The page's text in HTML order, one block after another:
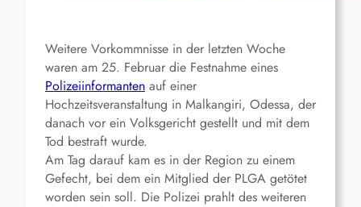
Weitere Vorkommnisse in der letzten Woche
waren am 25. Februar die Festnahme eines
Polizeiinformanten auf einer
Hochzeitsveranstaltung in Malkangiri, Odessa, der
danach vor ein Volksgericht gestellt und mit dem
Tod bestraft wurde.
Am Tag darauf kam es in der Region zu einem
Gefecht, bei dem ein Mitglied der PLGA getötet
worden sein soll. Die Polizei prahlt des weiteren